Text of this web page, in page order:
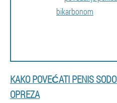
KAKO POVEĆATI PENIS
OPREZA